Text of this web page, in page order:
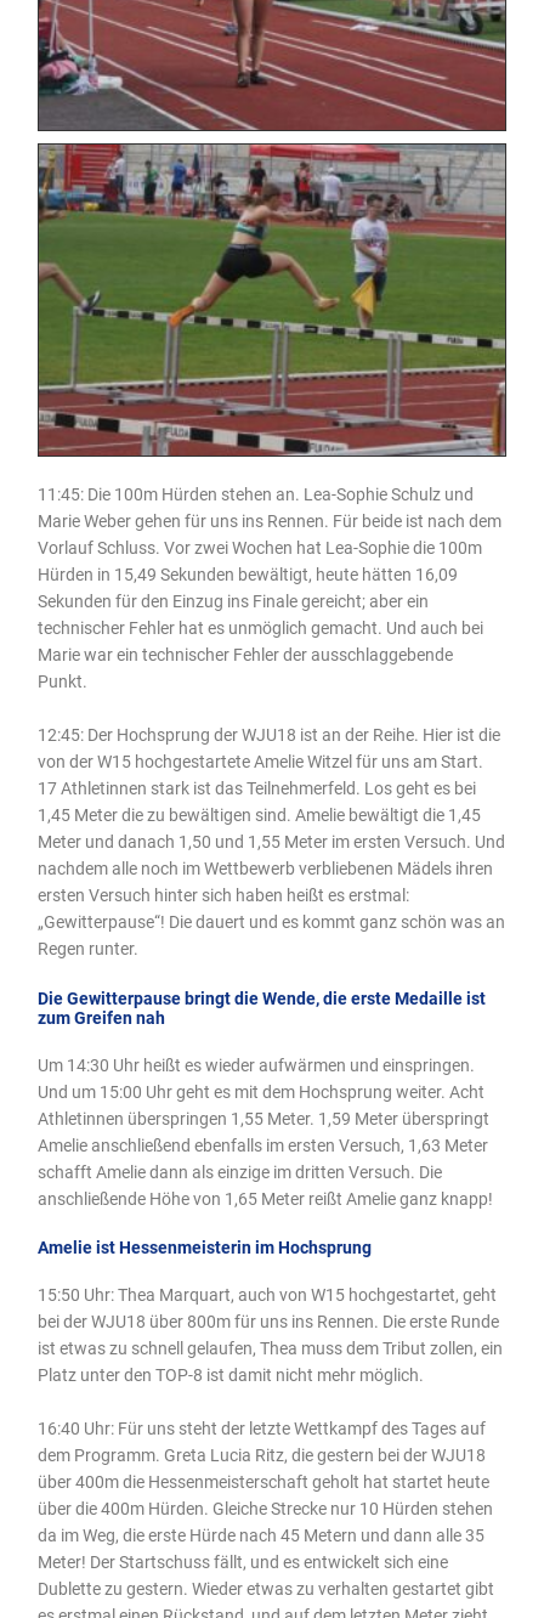
11:45: Die 100m Hürden stehen an. Lea-Sophie Schulz und
Marie Weber gehen für uns ins Rennen. Für beide ist nach dem
Vorlauf Schluss. Vor zwei Wochen hat Lea-Sophie die 100m
Hürden in 15,49 Sekunden bewältigt, heute hätten 16,09
Sekunden für den Einzug ins Finale gereicht; aber ein
technischer Fehler hat es unmöglich gemacht. Und auch bei
Marie war ein technischer Fehler der ausschlaggebende
Punkt.
12:45: Der Hochsprung der WJU18 ist an der Reihe. Hier ist die
von der W15 hochgestartete Amelie Witzel für uns am Start.
17 Athletinnen stark ist das Teilnehmerfeld. Los geht es bei
1,45 Meter die zu bewältigen sind. Amelie bewältigt die 1,45
Meter und danach 1,50 und 1,55 Meter im ersten Versuch. Und
nachdem alle noch im Wettbewerb verbliebenen Mädels ihren
ersten Versuch hinter sich haben heißt es erstmal:
„Gewitterpause“! Die dauert und es kommt ganz schön was an
Regen runter.
Die Gewitterpause bringt die Wende, die erste Medaille ist
zum Greifen nah
Um 14:30 Uhr heißt es wieder aufwärmen und einspringen.
Und um 15:00 Uhr geht es mit dem Hochsprung weiter. Acht
Athletinnen überspringen 1,55 Meter. 1,59 Meter überspringt
Amelie anschließend ebenfalls im ersten Versuch, 1,63 Meter
schafft Amelie dann als einzige im dritten Versuch. Die
anschließende Höhe von 1,65 Meter reißt Amelie ganz knapp!
Amelie ist Hessenmeisterin im Hochsprung
15:50 Uhr: Thea Marquart, auch von W15 hochgestartet, geht
bei der WJU18 über 800m für uns ins Rennen. Die erste Runde
ist etwas zu schnell gelaufen, Thea muss dem Tribut zollen, ein
Platz unter den TOP-8 ist damit nicht mehr möglich.
16:40 Uhr: Für uns steht der letzte Wettkampf des Tages auf
dem Programm. Greta Lucia Ritz, die gestern bei der WJU18
über 400m die Hessenmeisterschaft geholt hat startet heute
über die 400m Hürden. Gleiche Strecke nur 10 Hürden stehen
da im Weg, die erste Hürde nach 45 Metern und dann alle 35
Meter! Der Startschuss fällt, und es entwickelt sich eine
Dublette zu gestern. Wieder etwas zu verhalten gestartet gibt